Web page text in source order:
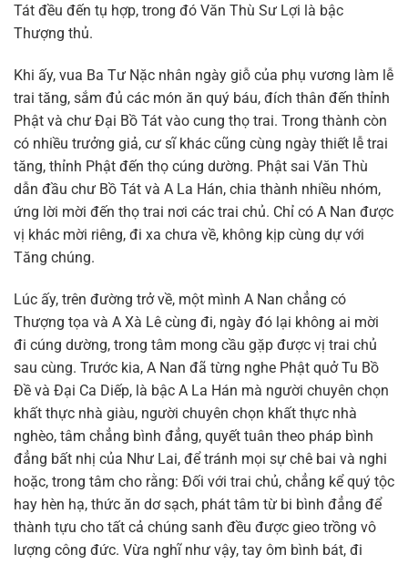
Tát đều đến tụ hợp, trong đó Văn Thù Sư Lợi là bậc
Thượng thủ.
Khi ấy, vua Ba Tư Nặc nhân ngày giỗ của phụ vương làm lễ
trai tăng, sắm đủ các món ăn quý báu, đích thân đến thỉnh
Phật và chư Đại Bồ Tát vào cung thọ trai. Trong thành còn
có nhiều trưởng giả, cư sĩ khác cũng cùng ngày thiết lễ trai
tăng, thỉnh Phật đến thọ cúng dường. Phật sai Văn Thù
dẫn đầu chư Bồ Tát và A La Hán, chia thành nhiều nhóm,
ứng lời mời đến thọ trai nơi các trai chủ. Chỉ có A Nan được
vị khác mời riêng, đi xa chưa về, không kịp cùng dự với
Tăng chúng.
Lúc ấy, trên đường trở về, một mình A Nan chẳng có
Thượng tọa và A Xà Lê cùng đi, ngày đó lại không ai mời
đi cúng dường, trong tâm mong cầu gặp được vị trai chủ
sau cùng. Trước kia, A Nan đã từng nghe Phật quở Tu Bồ
Đề và Đại Ca Diếp, là bậc A La Hán mà người chuyên chọn
khất thực nhà giàu, người chuyên chọn khất thực nhà
nghèo, tâm chẳng bình đẳng, quyết tuân theo pháp bình
đẳng bất nhị của Như Lai, để tránh mọi sự chê bai và nghi
hoặc, trong tâm cho rằng: Đối với trai chủ, chẳng kể quý tộc
hay hèn hạ, thức ăn dơ sạch, phát tâm từ bi bình đẳng để
thành tựu cho tất cả chúng sanh đều được gieo trồng vô
lượng công đức. Vừa nghĩ như vậy, tay ôm bình bát, đi